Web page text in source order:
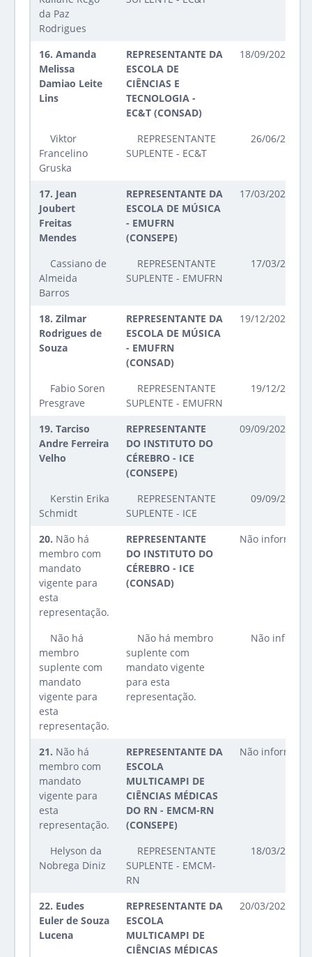
da Paz
Rodrigues
16. Amanda
Melissa
Damiao Leite
Lins
REPRESENTANTE DA
ESCOLA DE
CIÊNCIAS E
TECNOLOGIA -
EC&T (CONSAD)
18/09/2025 até
Viktor
Francelino
Gruska
REPRESENTANTE
SUPLENTE - EC&T
26/06/2025
17. Jean
Joubert
Freitas
Mendes
REPRESENTANTE DA
ESCOLA DE MÚSICA
- EMUFRN
(CONSEPE)
17/03/2026 até
Cassiano de
Almeida
Barros
REPRESENTANTE
SUPLENTE - EMUFRN
17/03/2026
18. Zilmar
Rodrigues de
Souza
REPRESENTANTE DA
ESCOLA DE MÚSICA
- EMUFRN
(CONSAD)
19/12/2024 até
Fabio Soren
Presgrave
REPRESENTANTE
SUPLENTE - EMUFRN
19/12/2024
19. Tarciso
Andre Ferreira
Velho
REPRESENTANTE
DO INSTITUTO DO
CÉREBRO - ICE
(CONSEPE)
09/09/2025 até
Kerstin Erika
Schmidt
REPRESENTANTE
SUPLENTE - ICE
09/09/2025
20. Não há
membro com
mandato
vigente para
esta
representação.
REPRESENTANTE
DO INSTITUTO DO
CÉREBRO - ICE
(CONSAD)
Não informado
Não há
membro
suplente com
mandato
vigente para
esta
representação.
Não há membro
suplente com
mandato vigente
para esta
representação.
Não
21. Não há
membro com
mandato
vigente para
esta
representação.
REPRESENTANTE DA
ESCOLA
MULTICAMPI DE
CIÊNCIAS MÉDICAS
DO RN - EMCM-RN
(CONSEPE)
Não informado
Helyson da
Nobrega Diniz
REPRESENTANTE
SUPLENTE - EMCM-
RN
18/03/2025
22. Eudes
Euler de Souza
Lucena
REPRESENTANTE DA
ESCOLA
MULTICAMPI DE
CIÊNCIAS MÉDICAS
20/03/2025 até